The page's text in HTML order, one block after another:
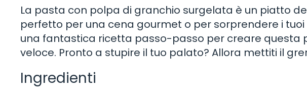
La pasta con polpa di granchio surgelata è un piatto
perfetto per una cena gourmet o per sorprendere i
una fantastica ricetta passo-passo per creare questa
veloce. Pronto a stupire il tuo palato? Allora mettiti il
Ingredienti